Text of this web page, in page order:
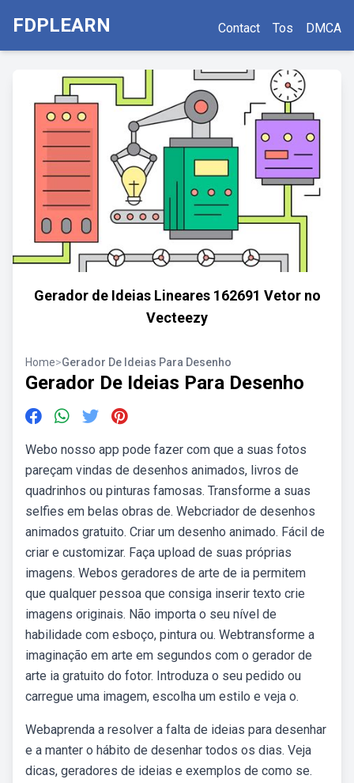
FDPLEARN Contact Tos DMCA
Gerador de Ideias Lineares 162691 Vetor no
Vecteezy
Home>Gerador De Ideias Para Desenho
Gerador De Ideias Para Desenho
Webo nosso app pode fazer com que a suas fotos
pareçam vindas de desenhos animados, livros de
quadrinhos ou pinturas famosas. Transforme a suas
selfies em belas obras de. Webcriador de desenhos
animados gratuito. Criar um desenho animado. Fácil de
criar e customizar. Faça upload de suas próprias
imagens. Webos geradores de arte de ia permitem
que qualquer pessoa que consiga inserir texto crie
imagens originais. Não importa o seu nível de
habilidade com esboço, pintura ou. Webtransforme a
imaginação em arte em segundos com o gerador de
arte ia gratuito do fotor. Introduza o seu pedido ou
carregue uma imagem, escolha um estilo e veja o.
Webaprenda a resolver a falta de ideias para desenhar
e a manter o hábito de desenhar todos os dias. Veja
dicas, geradores de ideias e exemplos de como se.